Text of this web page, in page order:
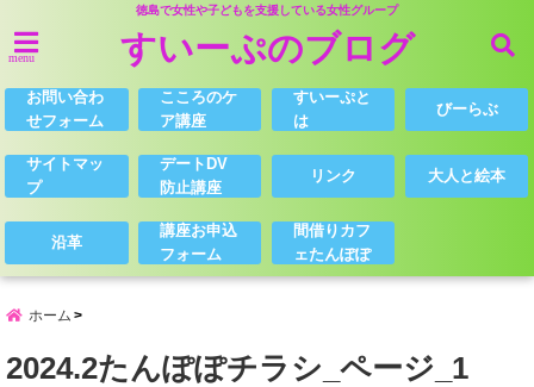
徳島で女性や子どもを支援している女性グループ
menu すいーぷのブログ
お問い合わ
せフォーム
こころのケ
ア講座
すいーぷと
は
びーらぶ
サイトマッ
プ
デートDV
防止講座
リンク 大人と絵本
沿革
講座お申込
フォーム
間借りカフ
ェたんぽぽ
ホーム
2024.2たんぽぽチラシ_ページ_1